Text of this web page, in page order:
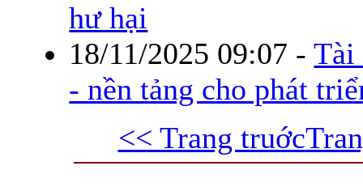
hư hại
18/11/2025 09:07 -Tài
- nền tảng cho phát
<< Trang truớc